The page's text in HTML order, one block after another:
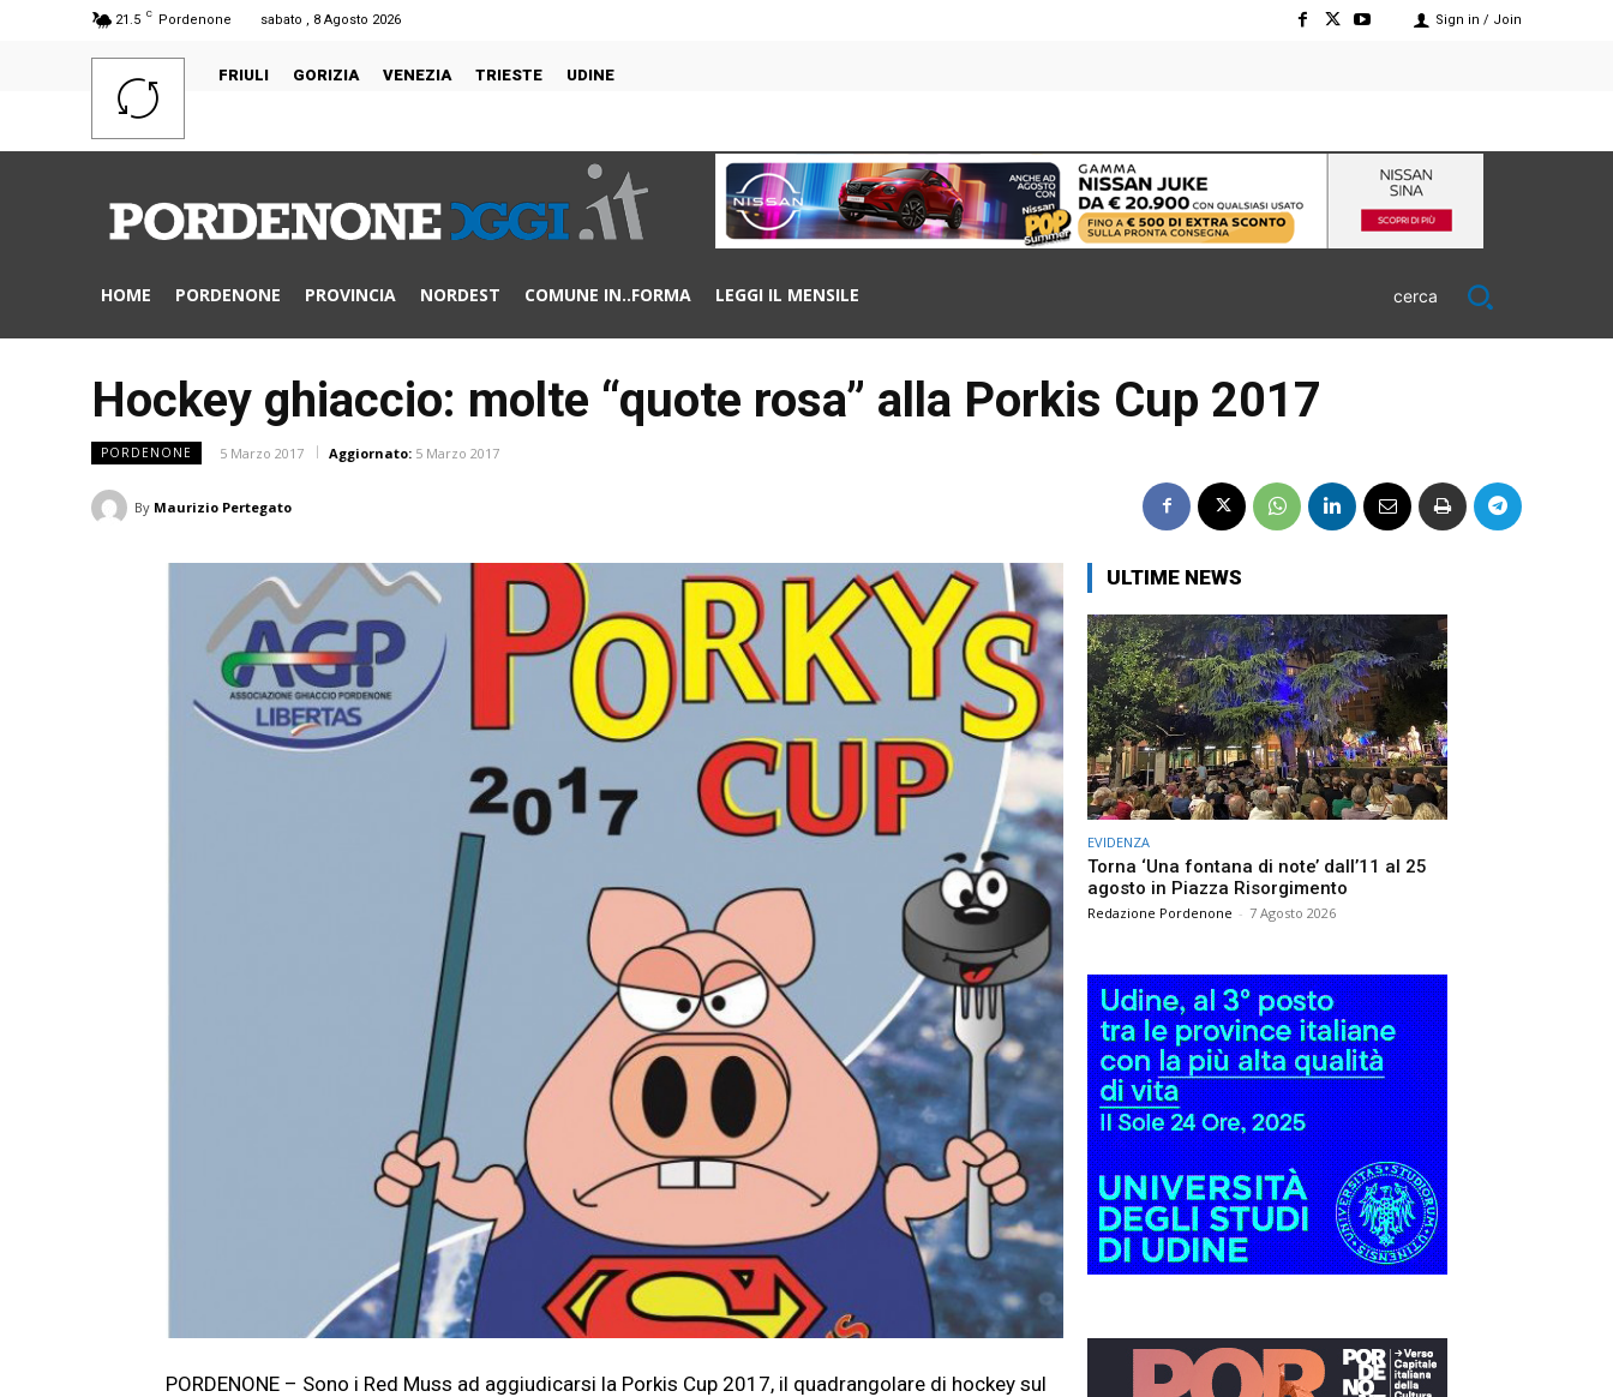
21.5 C Pordenone sabato , 8 Agosto 2026 Sign in / Join
FRIULI GORIZIA VENEZIA TRIESTE UDINE
HOME PORDENONE PROVINCIA NORDEST COMUNE IN..FORMA LEGGI IL MENSILE cerca
Hockey ghiaccio: molte “quote rosa” alla Porkis Cup 2017
PORDENONE 5 Marzo 2017 Aggiornato: 5 Marzo 2017
By Maurizio Pertegato
PORDENONE – Sono i Red Muss ad aggiudicarsi la Porkis Cup 2017, il quadrangolare di hockey sul
ULTIME NEWS
EVIDENZA
Torna ‘Una fontana di note’ dall’11 al 25
agosto in Piazza Risorgimento
Redazione Pordenone - 7 Agosto 2026